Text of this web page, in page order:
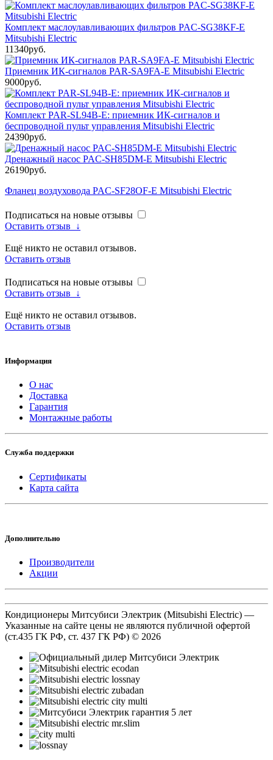
Комплект маслоулавливающих фильтров PAC-SG38KF-E
Mitsubishi Electric
11340руб.
Приемник ИК-сигналов PAR-SA9FA-E Mitsubishi Electric
9000руб.
Комплект PAR-SL94B-E: приемник ИК-сигналов и
беспроводной пульт управления Mitsubishi Electric
24390руб.
Дренажный насос PAC-SH85DM-E Mitsubishi Electric
26190руб.
Фланец воздуховода PAC-SF28OF-E Mitsubishi Electric
Подписаться на новые отзывы
Оставить отзыв
↓
Ещё никто не оставил отзывов.
Оставить отзыв
Подписаться на новые отзывы
Оставить отзыв
↓
Ещё никто не оставил отзывов.
Оставить отзыв
Информация
О нас
Доставка
Гарантия
Монтажные работы
Служба поддержки
Сертификаты
Карта сайта
Дополнительно
Производители
Акции
Кондиционеры Митсубиси Электрик (Mitsubishi Electric) —
Указанные на сайте цены не являются публичной офертой
(ст.435 ГК РФ, cт. 437 ГК РФ) © 2026